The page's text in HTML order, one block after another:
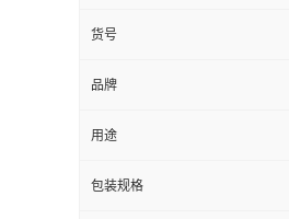
货号
品牌
用途
包装规格